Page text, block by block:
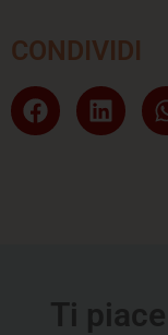
CONDIVIDI
Ti